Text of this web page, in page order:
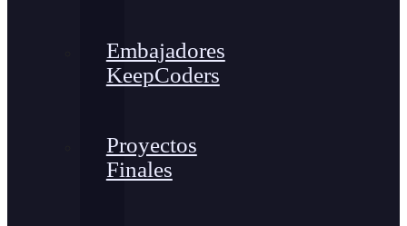
Embajadores
KeepCoders
Proyectos
Finales